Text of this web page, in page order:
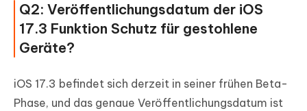
Q2: Veröffentlichungsdatum der iOS
17.3 Funktion Schutz für gestohlene
Geräte?
iOS 17.3 befindet sich derzeit in seiner frühen Beta-
Phase, und das genaue Veröffentlichungsdatum ist